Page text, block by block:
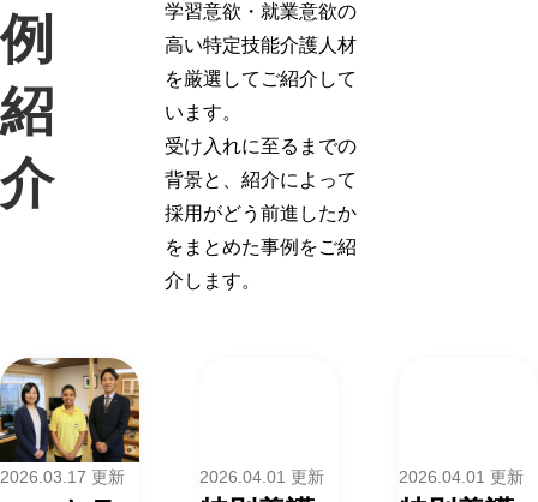
例
紹
介
学習意欲・就業意欲の
高い特定技能介護人材
を厳選してご紹介して
います。
受け入れに至るまでの
背景と、紹介によって
採用がどう前進したか
をまとめた事例をご紹
介します。
2026.03.17 更新 2026.04.01 更新 2026.04.01 更新